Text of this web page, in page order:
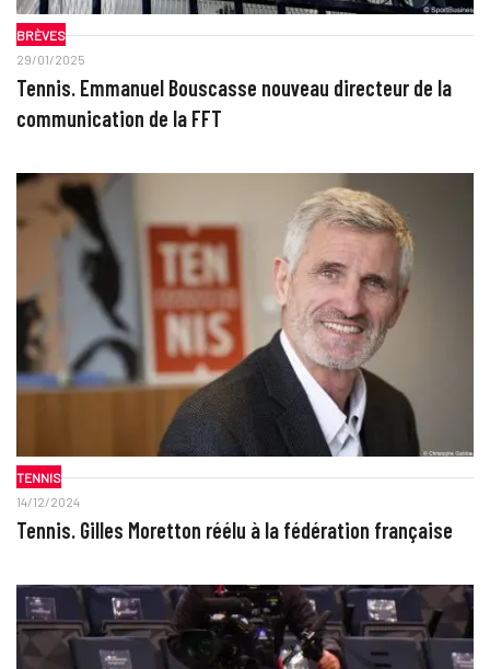
BRÈVES
29/01/2025
Tennis. Emmanuel Bouscasse nouveau directeur de la
communication de la FFT
TENNIS
14/12/2024
Tennis. Gilles Moretton réélu à la fédération française